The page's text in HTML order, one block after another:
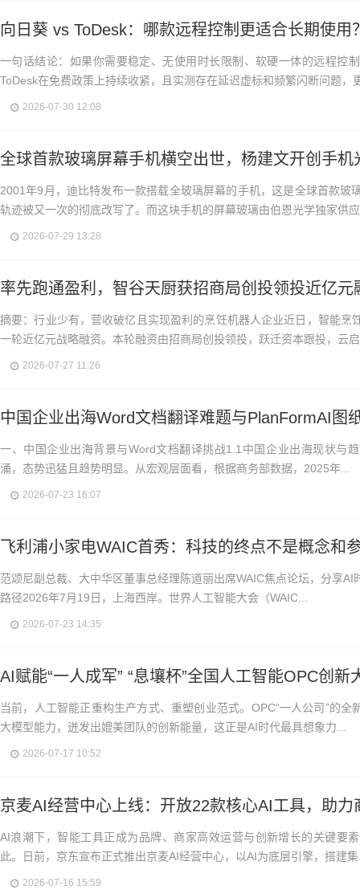
向日葵 vs ToDesk：哪款远程控制更适合长期使用
一句话结论：如果你需要稳定、无使用时长限制、软硬一体的远程控
ToDesk在免费政策上持续收紧，且实测存在延迟虚标和频繁闪断问题，
2026-07-30 12:08
全球首款玻璃屏幕手机横空出世，杨建文开创手机
2001年9月，迪比特发布一款搭载全玻璃屏幕的手机，这是全球首款玻
轨迹被又一次的彻底改写了。而这块手机的屏幕玻璃由伯恩光学独家供
2026-07-29 13:28
率先跑通盈利，智谷天厨获招商局创投领投近亿元
摘要：行业少有，营收破亿且实现盈利的烹饪机器人企业近日，智能烹
一轮近亿元战略融资。本轮融资由招商局创投领投，跃迁资本跟投，云
2026-07-27 11:26
中国企业出海Word文档翻译难题与PlanFormAI图
一、中国企业出海背景与Word文档翻译挑战1.1中国企业出海现状与
涌，态势迅猛且趋势明显。从宏观层面看，根据商务部数据，2025年...
2026-07-23 16:07
飞利浦小家电WAIC首秀：科技的终点不是概念和
范颂尼副总裁、大中华区董事总经理陈道丽出席WAIC焦点论坛，分享
路径2026年7月19日，上海西岸。世界人工智能大会（WAIC...
2026-07-23 14:35
AI赋能“一人成军” “息壤杯”全国人工智能OPC创新
当前，人工智能正重构生产方式、重塑创业范式。OPC“一人公司”的全
大模型能力，迸发出媲美团队的创新能量，这正是AI时代最具想象力...
2026-07-17 10:52
京麦AI经营中心上线：开放22款核心AI工具，助力
AI浪潮下，智能工具正成为品牌、商家高效运营与创新增长的关键要
此。日前，京东宣布正式推出京麦AI经营中心，以AI为底层引擎，搭建
2026-07-16 15:59